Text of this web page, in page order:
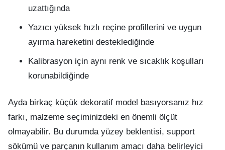
uzattığında
Yazıcı yüksek hızlı reçine profillerini ve uygun
ayırma hareketini desteklediğinde
Kalibrasyon için aynı renk ve sıcaklık koşulları
korunabildiğinde
Ayda birkaç küçük dekoratif model basıyorsanız hız
farkı, malzeme seçiminizdeki en önemli ölçüt
olmayabilir. Bu durumda yüzey beklentisi, support
sökümü ve parçanın kullanım amacı daha belirleyici